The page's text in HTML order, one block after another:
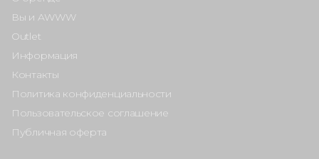
Вы и AWWW
Outlet
Информация
Контакты
Политика конфиденциальности
Пользовательское соглашение
Публичная оферта